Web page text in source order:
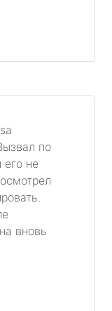
по
его не
вновь